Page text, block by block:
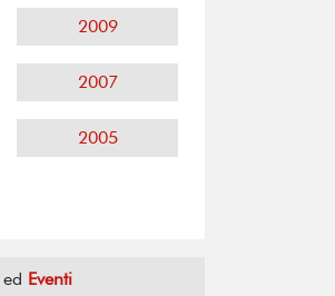
2009
2007
2005
Eventi